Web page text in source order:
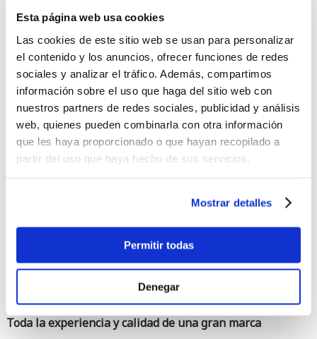
Esta página web usa cookies
Las cookies de este sitio web se usan para personalizar
el contenido y los anuncios, ofrecer funciones de redes
sociales y analizar el tráfico. Además, compartimos
información sobre el uso que haga del sitio web con
nuestros partners de redes sociales, publicidad y análisis
web, quienes pueden combinarla con otra información
que les haya proporcionado o que hayan recopilado a
partir del uso que haya hecho de sus servicios.
Mostrar detalles
Permitir todas
Denegar
Toda la experiencia y calidad de una gran marca